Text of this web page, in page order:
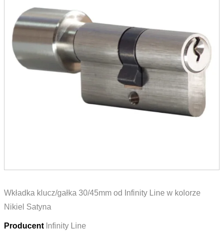
Wkładka klucz/gałka 30/45mm od Infinity Line w kolorze
Nikiel Satyna
Producent Infinity Line